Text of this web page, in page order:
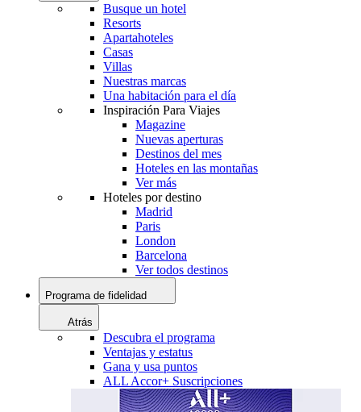
Busque un hotel
Resorts
Apartahoteles
Casas
Villas
Nuestras marcas
Una habitación para el día
Inspiración Para Viajes
Magazine
Nuevas aperturas
Destinos del mes
Hoteles en las montañas
Ver más
Hoteles por destino
Madrid
Paris
London
Barcelona
Ver todos destinos
Programa de fidelidad
Atrás
Descubra el programa
Ventajas y estatus
Gana y usa puntos
ALL Accor+ Suscripciones